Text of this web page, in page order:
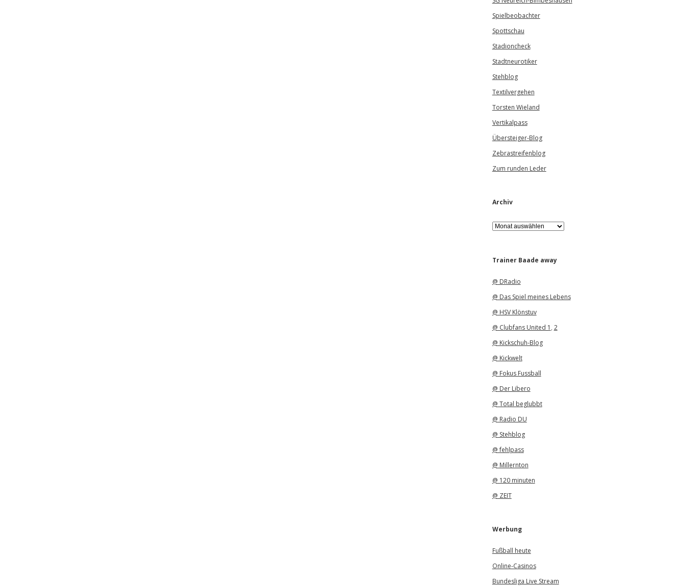
Spielbeobachter
Spottschau
Stadioncheck
Stadtneurotiker
Stehblog
Textilvergehen
Torsten Wieland
Vertikalpass
Übersteiger-Blog
Zebrastreifenblog
Zum runden Leder
Archiv
A
r
iTrainer Baade away
@ DRadio
@ Das Spiel meines Lebens
@ HSV Klönstuv
@ Clubfans United 1 , 2
@ Kickschuh-Blog
@ Kickwelt
@ Fokus Fussball
@ Der Libero
@ Total beglubbt
@ Radio DU
@ Stehblog
@ fehlpass
@ Millernton
@ 120 minuten
@ ZEIT
Werbung
Fußball heute
Online-Casinos
Bundesliga Live Stream